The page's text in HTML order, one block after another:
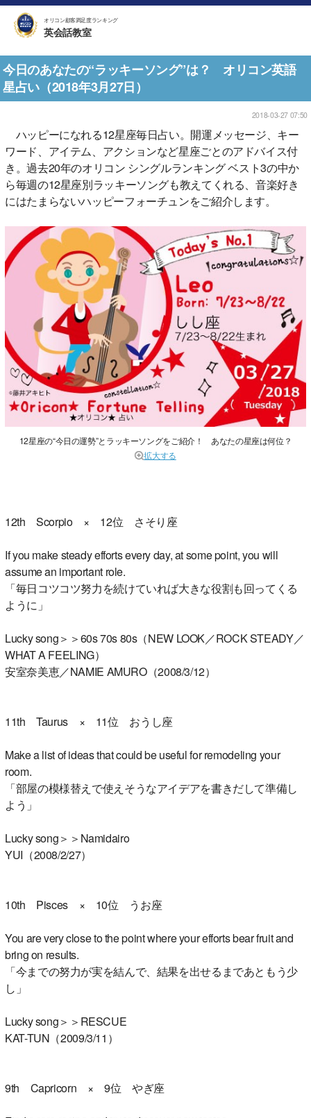
オリコン顧客満足度ランキング
英会話教室
今日のあなたの“ラッキーソング”は？ オリコン英語
星占い（2018年3月27日）
2018-03-27 07:50
ハッピーになれる12星座毎日占い。開運メッセージ、キー
ワード、アイテム、アクションなど星座ごとのアドバイス付
き。過去20年のオリコン シングルランキング ベスト3の中か
ら毎週の12星座別ラッキーソングも教えてくれる、音楽好き
にはたまらないハッピーフォーチュンをご紹介します。
12星座の“今日の運勢”とラッキーソングをご紹介！ あなたの星座は何位？
拡大する
12th Scorpio × 12位 さそり座
If you make steady efforts every day, at some point, you will
assume an important role.
「毎日コツコツ努力を続けていれば大きな役割も回ってくる
ように」
Lucky song＞＞60s 70s 80s（NEW LOOK／ROCK STEADY／
WHAT A FEELING）
安室奈美恵／NAMIE AMURO（2008/3/12）
11th Taurus × 11位 おうし座
Make a list of ideas that could be useful for remodeling your
room.
「部屋の模様替えで使えそうなアイデアを書きだして準備し
よう」
Lucky song＞＞Namidairo
YUI（2008/2/27）
10th Pisces × 10位 うお座
You are very close to the point where your efforts bear fruit and
bring on results.
「今までの努力が実を結んで、結果を出せるまであともう少
し」
Lucky song＞＞RESCUE
KAT-TUN（2009/3/11）
9th Capricorn × 9位 やぎ座